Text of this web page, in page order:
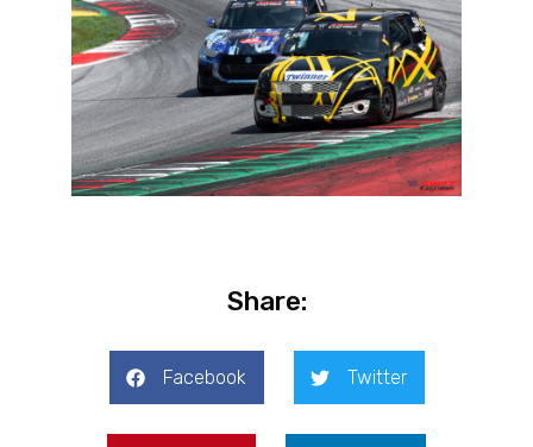
Share:
Facebook Twitter